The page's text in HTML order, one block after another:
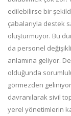
edilebilirse bir
çabalarıyla destek
oluşturmuyor. Bu
da personel
anlamına geliyor.
olduğunda
görmezden
davranılarak sivil
yerel yönetimlerin